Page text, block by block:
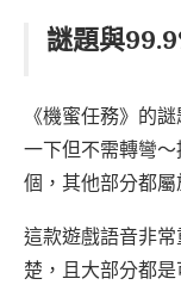
謎題與
《機蜜任務》的
一下但不需轉彎
個，其他部分都
這款遊戲語音非
楚，且大部分都